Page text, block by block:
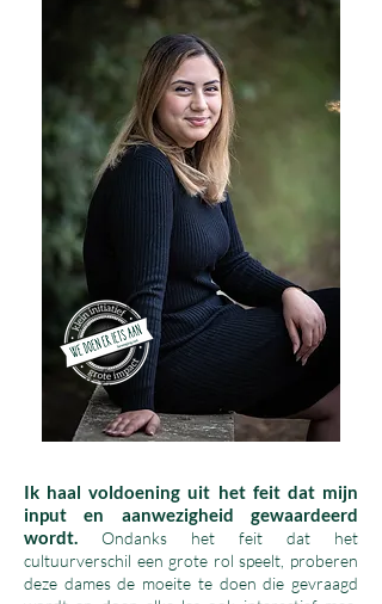
Ik haal voldoening uit het feit dat mijn
input en aanwezigheid gewaardeerd
wordt. Ondanks het feit dat het
cultuurverschil een grote rol speelt, proberen
deze dames de moeite te doen die gevraagd